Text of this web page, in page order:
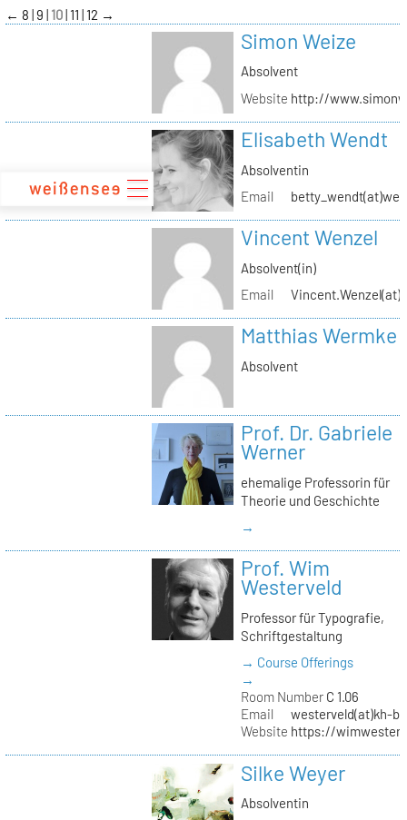
zum
Inhalt
← 8 9 10 11 12 →
Simon Weize
Absolvent
Website http://
Elisabeth Wendt
Absolventin
Email
Vincent Wenzel
Absolvent(in)
Email
Matthias Wermke
Absolvent
Prof. Dr. Gabriele
Werner
ehemalige Professorin für
Theorie und Geschichte
→
Prof. Wim
Westerveld
Professor für Typografie,
Schriftgestaltung
→ Course Offerings
→
Room NumberC 1.06
Email
westerveld(at)kh-
Website https://
Silke Weyer
Absolventin